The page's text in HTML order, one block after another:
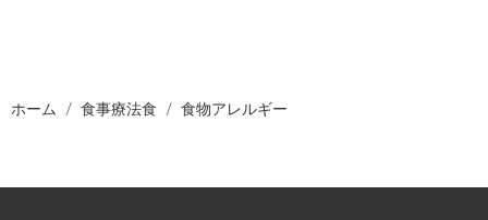
ホーム 食事療法食 食物アレルギー